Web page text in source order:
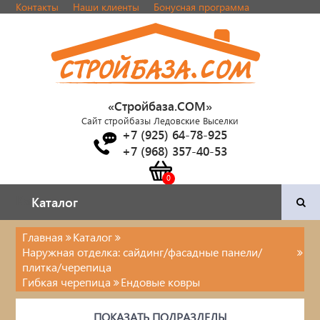
Контакты Наши клиенты Бонусная программа
«Стройбаза.COM»
Сайт стройбазы Ледовские Выселки
+7 (925) 64-78-925
+7 (968) 357-40-53
Каталог
Каталог
Двери и фурнитура
Наша продукция
Главная
Каталог
Наружная отделка: сайдинг/фасадные панели/
плитка/черепица
Гибкая черепица
Ендовые ковры
ПОКАЗАТЬ ПОДРАЗДЕЛЫ